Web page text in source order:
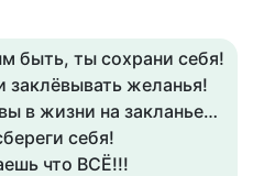
быть, ты сохрани себя!
заклёвывать желанья!
в жизни на закланье…
себя!
что ВСЁ!!!